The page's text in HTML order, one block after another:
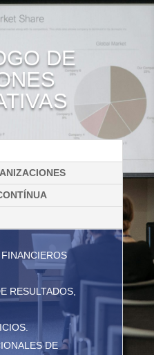
DE
RESULTADOS,
DE